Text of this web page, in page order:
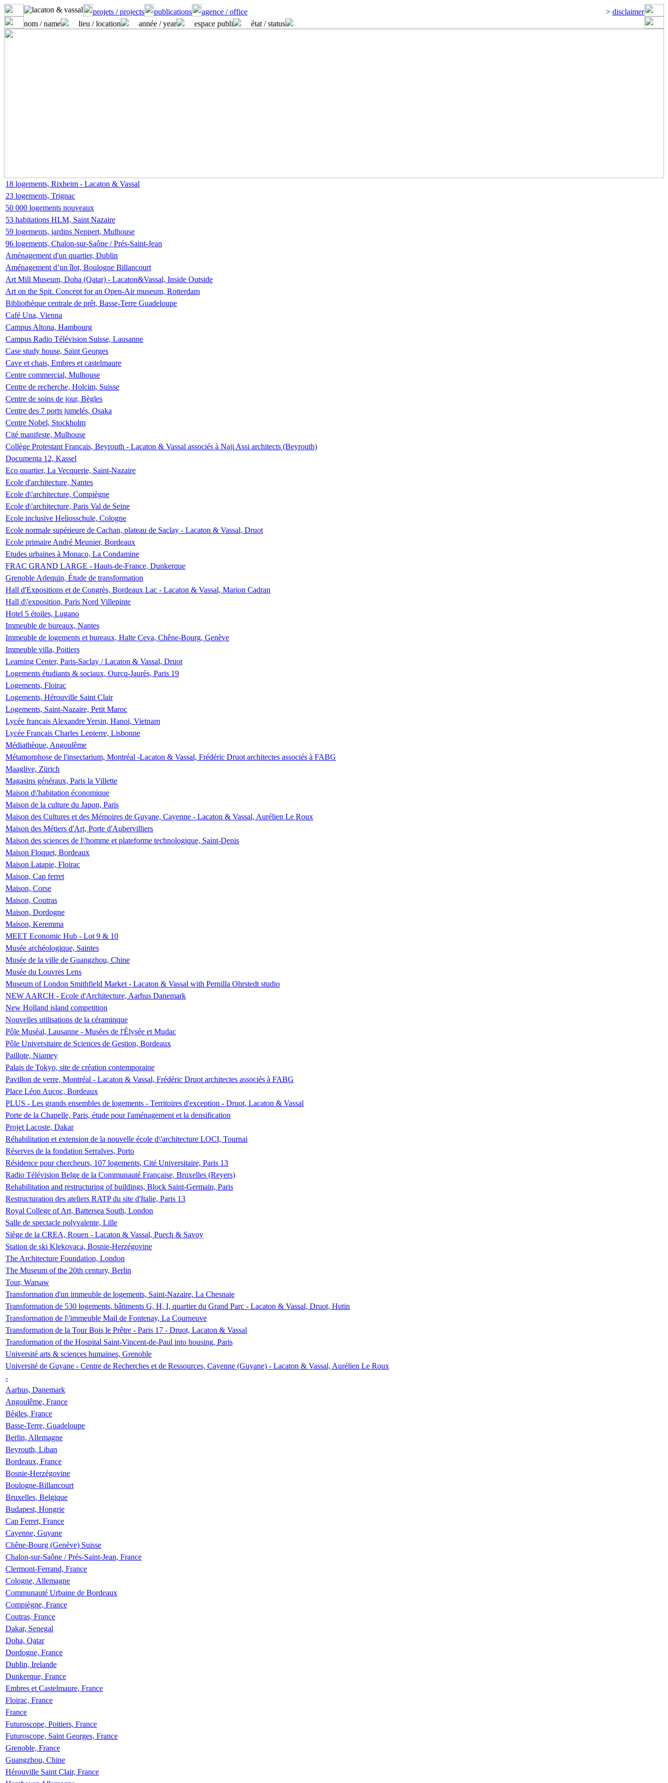
projets / projects publications agence / office > disclaimer
nom / name
lieu / location année / year espace publi état / status
18 logements, Rixheim - Lacaton & Vassal
23 logements, Trignac
50 000 logements nouveaux
53 habitations HLM, Saint Nazaire
59 logements, jardins Neppert, Mulhouse
96 logements, Chalon-sur-Saône / Prés-Saint-Jean
Aménagement d'un quartier, Dublin
Aménagement d’un îlot, Boulogne Billancourt
Art Mill Museum, Doha (Qatar) - Lacaton&Vassal, Inside Outside
Art on the Spit. Concept for an Open-Air museum, Rotterdam
Bibliothèque centrale de prêt, Basse-Terre Guadeloupe
Café Una, Vienna
Campus Altona, Hambourg
Campus Radio Télévision Suisse, Lausanne
Case study house, Saint Georges
Cave et chais, Embres et castelmaure
Centre commercial, Mulhouse
Centre de recherche, Holcim, Suisse
Centre de soins de jour, Bègles
Centre des 7 ports jumelés, Osaka
Centre Nobel, Stockholm
Cité manifeste, Mulhouse
Collège Protestant Français, Beyrouth - Lacaton & Vassal associés à Naji Assi architects (Beyrouth)
Documenta 12, Kassel
Eco quartier, La Vecquerie, Saint-Nazaire
Ecole d'architecture, Nantes
Ecole d\'architecture, Compiègne
Ecole d\'architecture, Paris Val de Seine
Ecole inclusive Heliosschule, Cologne
Ecole normale supérieure de Cachan, plateau de Saclay - Lacaton & Vassal, Druot
Ecole primaire André Meunier, Bordeaux
Etudes urbaines à Monaco, La Condamine
FRAC GRAND LARGE - Hauts-de-France, Dunkerque
Grenoble Arlequin, Étude de transformation
Hall d'Expositions et de Congrès, Bordeaux Lac - Lacaton & Vassal, Marion Cadran
Hall d\'exposition, Paris Nord Villepinte
Hotel 5 étoiles, Lugano
Immeuble de bureaux, Nantes
Immeuble de logements et bureaux, Halte Ceva, Chêne-Bourg, Genève
Immeuble villa, Poitiers
Learning Center, Paris-Saclay / Lacaton & Vassal, Druot
Logements étudiants & sociaux, Ourcq-Jaurès, Paris 19
Logements, Floirac
Logements, Hérouville Saint Clair
Logements, Saint-Nazaire, Petit Maroc
Lycée français Alexandre Yersin, Hanoi, Vietnam
Lycée Français Charles Lepierre, Lisbonne
Médiathèque, Angoulême
Métamorphose de l'insectarium, Montréal -Lacaton & Vassal, Frédéric Druot architectes associés à FABG
Maaglive, Zürich
Magasins généraux, Paris la Villette
Maison d\'habitation économique
Maison de la culture du Japon, Paris
Maison des Cultures et des Mémoires de Guyane, Cayenne - Lacaton & Vassal, Aurélien Le Roux
Maison des Métiers d'Art, Porte d'Aubervilliers
Maison des sciences de l\'homme et plateforme technologique, Saint-Denis
Maison Floquet, Bordeaux
Maison Latapie, Floirac
Maison, Cap ferret
Maison, Corse
Maison, Coutras
Maison, Dordogne
Maison, Keremma
MEET Economic Hub - Lot 9 & 10
Musée archéologique, Saintes
Musée de la ville de Guangzhou, Chine
Musée du Louvres Lens
Museum of London Smithfield Market - Lacaton & Vassal with Pernilla Ohrstedt studio
NEW AARCH - Ecole d'Architecture, Aarhus Danemark
New Holland island competition
Nouvelles utilisations de la céraminque
Pôle Muséal, Lausanne - Musées de l'Élysée et Mudac
Pôle Universitaire de Sciences de Gestion, Bordeaux
Paillote, Niamey
Palais de Tokyo, site de création contemporaine
Pavillon de verre, Montréal - Lacaton & Vassal, Frédéric Druot architectes associés à FABG
Place Léon Aucoc, Bordeaux
PLUS - Les grands ensembles de logements - Territoires d'exception - Druot, Lacaton & Vassal
Porte de la Chapelle, Paris, étude pour l'aménagement et la densification
Projet Lacoste, Dakar
Réhabilitation et extension de la nouvelle école d\'architecture LOCI, Tournai
Réserves de la fondation Serralves, Porto
Résidence pour chercheurs, 107 logements, Cité Universitaire, Paris 13
Radio Télévision Belge de la Communauté Française, Bruxelles (Reyers)
Rehabilitation and restructuring of buildings, Block Saint-Germain, Paris
Restructuration des ateliers RATP du site d'Italie, Paris 13
Royal College of Art, Battersea South, London
Salle de spectacle polyvalente, Lille
Siège de la CREA, Rouen - Lacaton & Vassal, Puech & Savoy
Station de ski Klekovaca, Bosnie-Herzégovine
The Architecture Foundation, London
The Museum of the 20th century, Berlin
Tour, Warsaw
Transformation d'un immeuble de logements, Saint-Nazaire, La Chesnaie
Transformation de 530 logements, bâtiments G, H, I, quartier du Grand Parc - Lacaton & Vassal, Druot, Hutin
Transformation de l\'immeuble Mail de Fontenay, La Courneuve
Transformation de la Tour Bois le Prêtre - Paris 17 - Druot, Lacaton & Vassal
Transformation of the Hospital Saint-Vincent-de-Paul into housing, Paris
Université arts & sciences humaines, Grenoble
Université de Guyane - Centre de Recherches et de Ressources, Cayenne (Guyane) - Lacaton & Vassal, Aurélien Le Roux
-
Aarhus, Danemark
Angoulême, France
Bègles, France
Basse-Terre, Guadeloupe
Berlin, Allemagne
Beyrouth, Liban
Bordeaux, France
Bosnie-Herzégovine
Boulogne-Billancourt
Bruxelles, Belgique
Budapest, Hongrie
Cap Ferret, France
Cayenne, Guyane
Chêne-Bourg (Genève) Suisse
Chalon-sur-Saône / Prés-Saint-Jean, France
Clermont-Ferrand, France
Cologne, Allemagne
Communauté Urbaine de Bordeaux
Compiègne, France
Coutras, France
Dakar, Senegal
Doha, Qatar
Dordogne, France
Dublin, Irelande
Dunkerque, France
Embres et Castelmaure, France
Floirac, France
France
Futuroscope, Poitiers, France
Futuroscope, Saint Georges, France
Grenoble, France
Guangzhou, Chine
Hérouville Saint Clair, France